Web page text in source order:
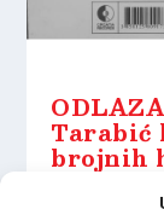
Tarabić
brojnih
glazbe